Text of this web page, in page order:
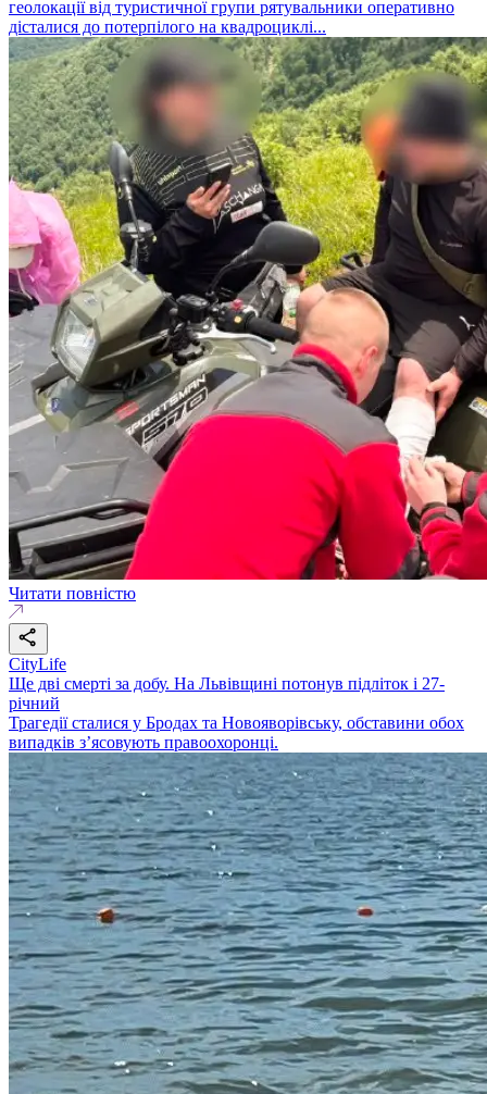
геолокації від туристичної групи рятувальники оперативно
дісталися до потерпілого на квадроциклі...
Читати повністю
CityLife
Ще дві смерті за добу. На Львівщині потонув підліток і 27-
річний
Трагедії сталися у Бродах та Новояворівську, обставини обох
випадків з’ясовують правоохоронці.